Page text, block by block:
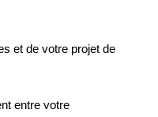
et de votre projet de
entre votre